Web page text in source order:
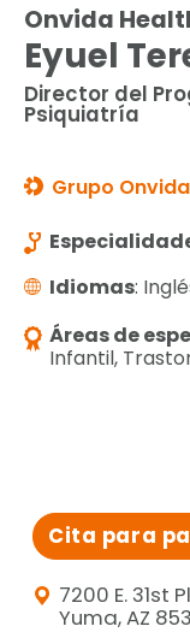
Onvida
Eyuel
Director del
Psiquiatría
Grupo
Idiomas:
Áreas de
Infantil,
Cita para
7200 E. 31st
Yuma, AZ